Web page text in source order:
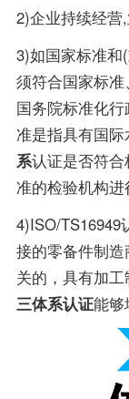
2)企业持续经营,
3)如国家标准
须符合国家标
国务院标准化
准是指具有国际
系认证是否符
准的检验机构进
4)ISO/TS16949
接的零备件制
关的，具有加
三体系认证能够